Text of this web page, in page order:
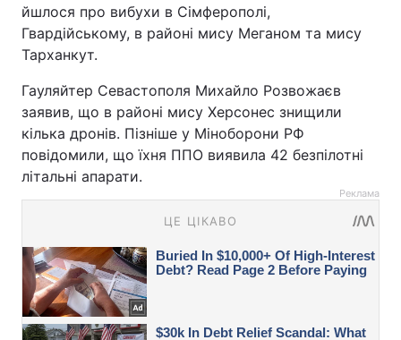
йшлося про вибухи в Сімферополі,
Гвардійському, в районі мису Меганом та мису
Тарханкут.
Гауляйтер Севастополя Михайло Розвожаєв
заявив, що в районі мису Херсонес знищили
кілька дронів. Пізніше у Міноборони РФ
повідомили, що їхня ППО виявила 42 безпілотні
літальні апарати.
Реклама